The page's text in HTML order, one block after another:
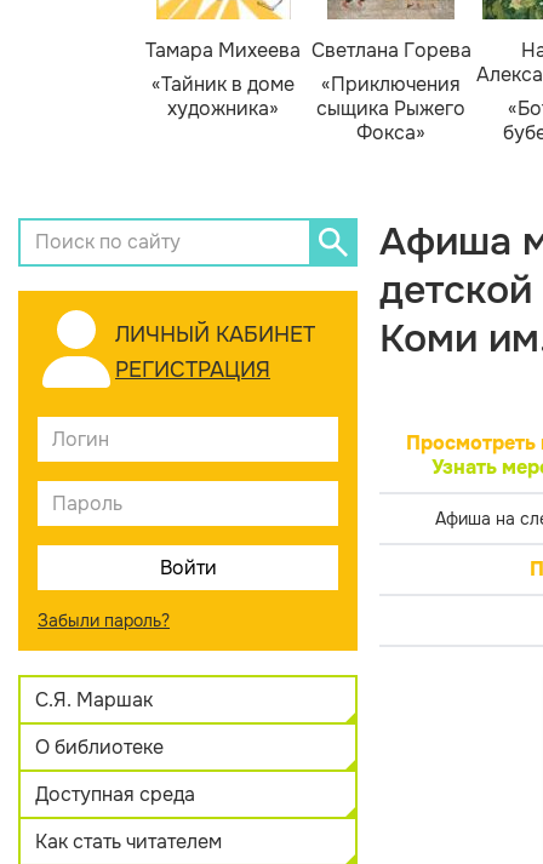
Тамара Михеева
«Тайник в доме
художника»
Светлана Горева
«Приключения
сыщика Рыжего
Фокса»
ЛИЧНЫЙ КАБИНЕТ
РЕГИСТРАЦИЯ
Забыли пароль?
С.Я. Маршак
О библиотеке
Доступная среда
Как стать читателем
Афиша
Коми
Просмотреть
Узнать
Афиша на